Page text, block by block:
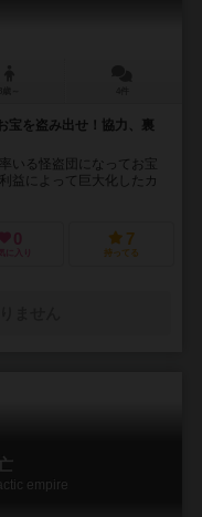
を盗み出せ！協力、裏
いる怪盗団になってお宝
益によって巨大化したカ
0
に入り
7
持ってる
empire